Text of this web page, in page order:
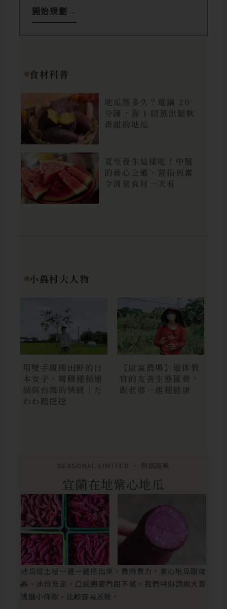
開始規劃 →
食材科普
地瓜蒸多久？電鍋 20
分鐘，靠 1 招蒸出鬆軟
香甜的地瓜
夏至養生這樣吃！中醫
的養心之道、習俗與當
令消暑食材一次看
小農村大人物
用雙手親拂田野的日
本女子，彎腰種稻連
結與台灣的情感｜た
わわ踏挖挖
【康富農場】退休教
官的友善生態薑黃，
跟老婆一起種健康
SEASONAL LIMITED • 熱銷蔬果
宜蘭在地紫心地瓜
地瓜從土裡一鏟一鏟挖出來，費時費力。紫心地瓜甜度
高、水份充足，口感綿密香甜不膩。我們特別請謝大哥
挑選小條款，比較容易蒸熟。